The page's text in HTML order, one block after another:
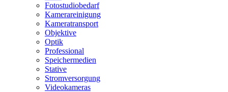
Fotostudiobedarf
Kamerareinigung
Kameratransport
Objektive
Optik
Professional
Speichermedien
Stative
Stromversorgung
Videokameras